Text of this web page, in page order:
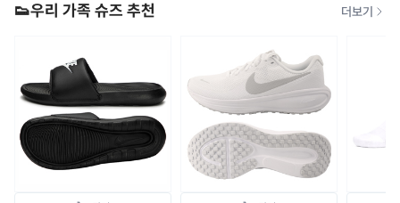
👟우리 가족 슈즈 추천 더보기